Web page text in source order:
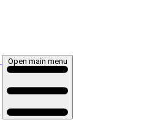
Open main menu